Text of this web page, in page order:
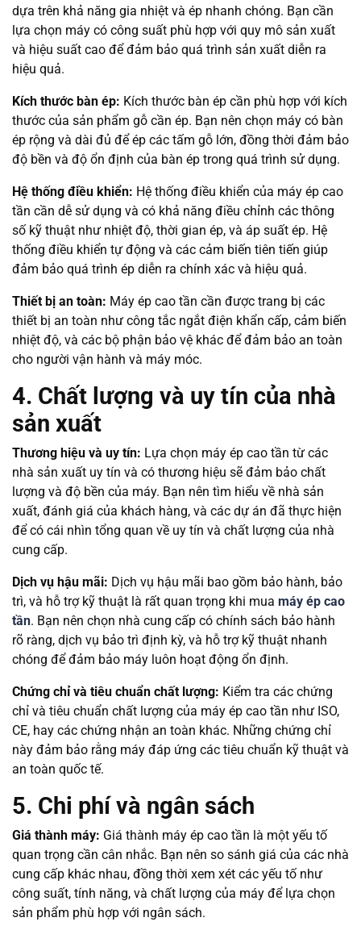
dựa trên khả năng gia nhiệt và ép nhanh chóng. Bạn cần
lựa chọn máy có công suất phù hợp với quy mô sản xuất
và hiệu suất cao để đảm bảo quá trình sản xuất diễn ra
hiệu quả.
Kích thước bàn ép: Kích thước bàn ép cần phù hợp với kích
thước của sản phẩm gỗ cần ép. Bạn nên chọn máy có bàn
ép rộng và dài đủ để ép các tấm gỗ lớn, đồng thời đảm bảo
độ bền và độ ổn định của bàn ép trong quá trình sử dụng.
Hệ thống điều khiển: Hệ thống điều khiển của máy ép cao
tần cần dễ sử dụng và có khả năng điều chỉnh các thông
số kỹ thuật như nhiệt độ, thời gian ép, và áp suất ép. Hệ
thống điều khiển tự động và các cảm biến tiên tiến giúp
đảm bảo quá trình ép diễn ra chính xác và hiệu quả.
Thiết bị an toàn: Máy ép cao tần cần được trang bị các
thiết bị an toàn như công tắc ngắt điện khẩn cấp, cảm biến
nhiệt độ, và các bộ phận bảo vệ khác để đảm bảo an toàn
cho người vận hành và máy móc.
4. Chất lượng và uy tín của nhà
sản xuất
Thương hiệu và uy tín: Lựa chọn máy ép cao tần từ các
nhà sản xuất uy tín và có thương hiệu sẽ đảm bảo chất
lượng và độ bền của máy. Bạn nên tìm hiểu về nhà sản
xuất, đánh giá của khách hàng, và các dự án đã thực hiện
để có cái nhìn tổng quan về uy tín và chất lượng của nhà
cung cấp.
Dịch vụ hậu mãi: Dịch vụ hậu mãi bao gồm bảo hành, bảo
trì, và hỗ trợ kỹ thuật là rất quan trọng khi mua máy ép cao
tần. Bạn nên chọn nhà cung cấp có chính sách bảo hành
rõ ràng, dịch vụ bảo trì định kỳ, và hỗ trợ kỹ thuật nhanh
chóng để đảm bảo máy luôn hoạt động ổn định.
Chứng chỉ và tiêu chuẩn chất lượng: Kiểm tra các chứng
chỉ và tiêu chuẩn chất lượng của máy ép cao tần như ISO,
CE, hay các chứng nhận an toàn khác. Những chứng chỉ
này đảm bảo rằng máy đáp ứng các tiêu chuẩn kỹ thuật và
an toàn quốc tế.
5. Chi phí và ngân sách
Giá thành máy: Giá thành máy ép cao tần là một yếu tố
quan trọng cần cân nhắc. Bạn nên so sánh giá của các nhà
cung cấp khác nhau, đồng thời xem xét các yếu tố như
công suất, tính năng, và chất lượng của máy để lựa chọn
sản phẩm phù hợp với ngân sách.